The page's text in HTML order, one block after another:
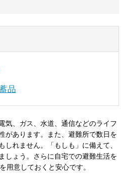
品
気、ガス、水道、通信などのライフ
があります。また、避難所で数日を
しれません。「もしも」に備えて、
しょう。さらに自宅での避難生活を
用意しておくと安心です。